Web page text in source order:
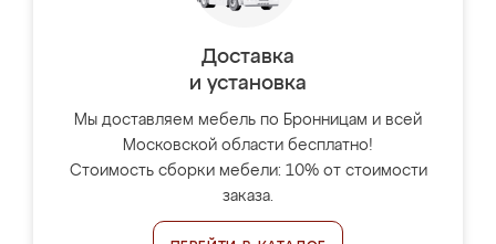
Доставка
и установка
Мы доставляем мебель по Бронницам и всей
Московской области бесплатно!
Стоимость сборки мебели: 10% от стоимости
заказа.